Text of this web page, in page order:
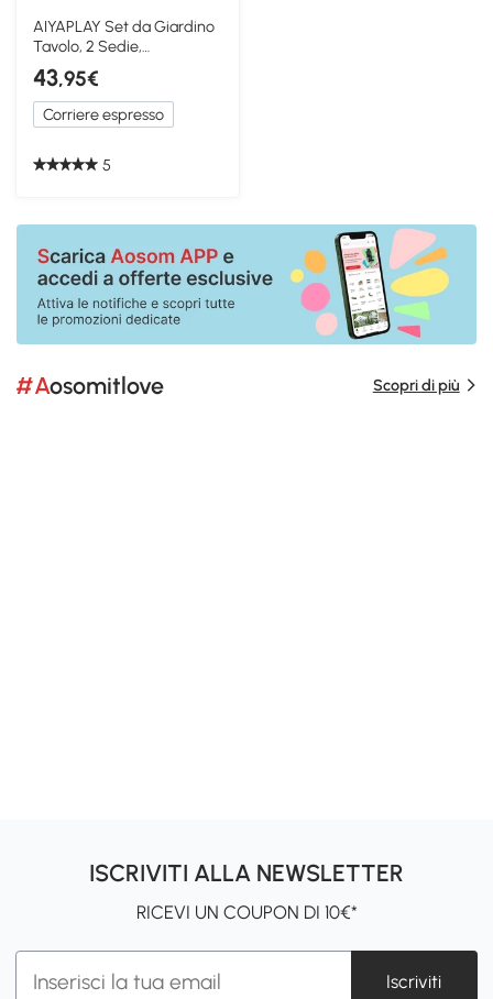
AIYAPLAY Set da Giardino
Tavolo, 2 Sedie,
Ombrellone Bimbi Giallo
43,95€
Corriere espresso
5
#Aosomitlove Scopri di più
ISCRIVITI ALLA NEWSLETTER
RICEVI UN COUPON DI 10€*
Iscriviti